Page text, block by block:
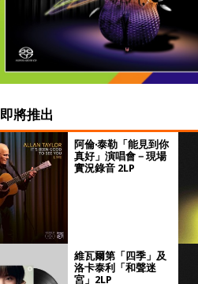
即將推出
阿倫‧泰勒「能見到你
真好」演唱會－現場
實況錄音 2LP
維瓦爾第「四季」及
洛卡泰利「和聲迷
宮」2LP